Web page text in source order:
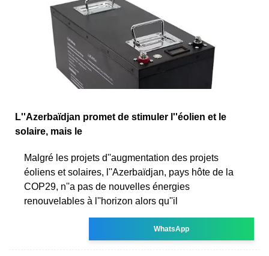
L''Azerbaïdjan promet de stimuler l''éolien et le
solaire, mais le
Malgré les projets d''augmentation des projets
éoliens et solaires, l''Azerbaïdjan, pays hôte de la
COP29, n''a pas de nouvelles énergies
renouvelables à l''horizon alors qu''il
WhatsApp